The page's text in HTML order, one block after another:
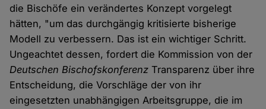
die Bischöfe ein verändertes Konzept vorgelegt
hätten, "um das durchgängig kritisierte bisherige
Modell zu verbessern. Das ist ein wichtiger Schritt.
Ungeachtet dessen, fordert die Kommission von der
Deutschen Bischofskonferenz Transparenz über ihre
Entscheidung, die Vorschläge der von ihr
eingesetzten unabhängigen Arbeitsgruppe, die im